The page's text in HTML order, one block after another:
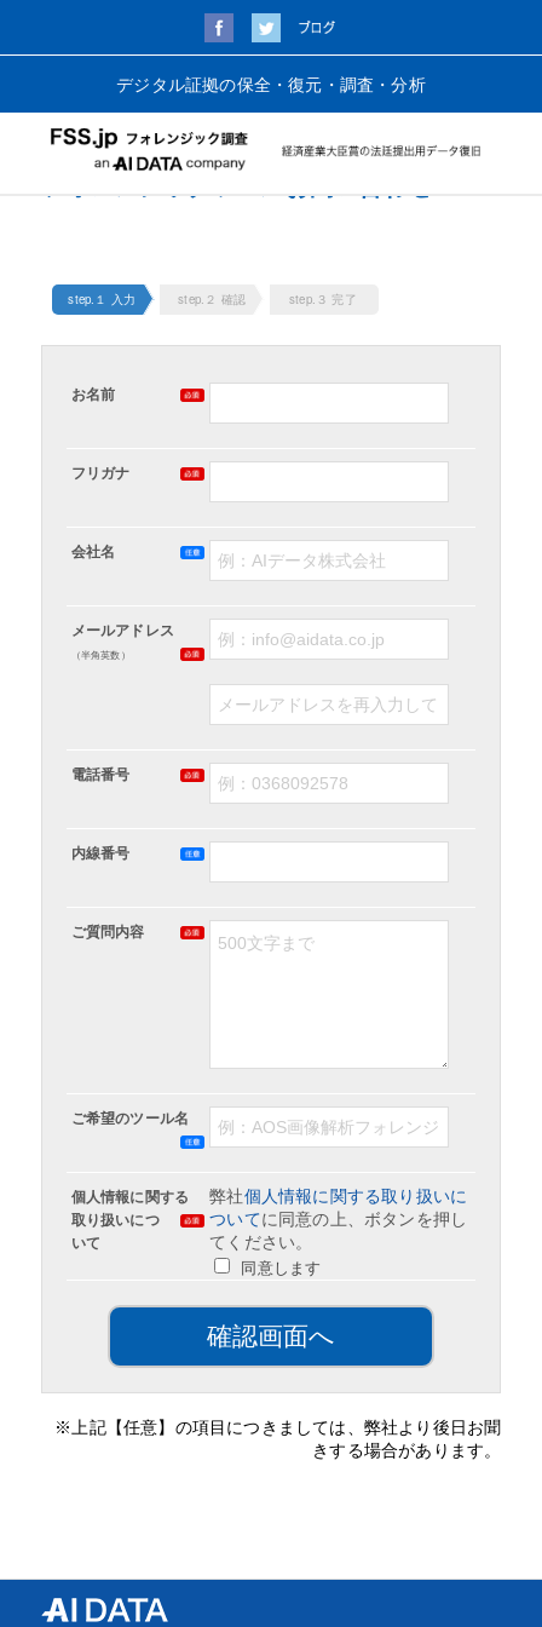
デジタル証拠の保全・復元・調査・分析
step.１ 入力 step.２ 確認 step.３ 完了
お名前
フリガナ
会社名
メールアドレス
（半角英数）
電話番号
内線番号
ご質問内容
ご希望のツール名
個人情報に関する
取り扱いにつ
いて
弊社個人情報に関する取り扱いに
ついてに同意の上、ボタンを押し
てください。
同意します
※上記【任意】の項目につきましては、弊社より後日お聞
きする場合があります。